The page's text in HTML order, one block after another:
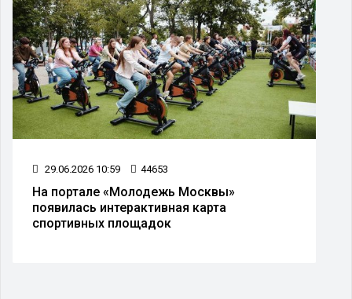
29.06.2026 10:59 44653
На портале «Молодежь Москвы»
появилась интерактивная карта
спортивных площадок